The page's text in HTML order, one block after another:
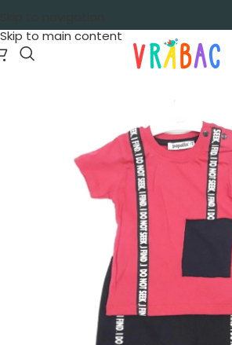
Skip to main content
Kompleti kratak rukav